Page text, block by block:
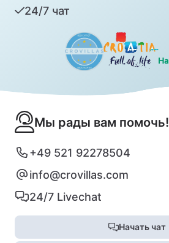
24/7 чат
Мы рады вам помочь!
+49 521 92278504
info@crovillas.com
24/7 Livechat
Начать чат